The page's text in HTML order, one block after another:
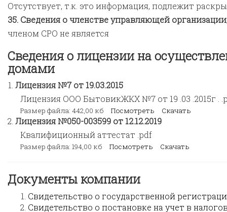
Отсутствует, т.к. это информация, подлежит
Сведения о членстве управляющей
членом СРО не является
Сведения о лицензии на
домами
Лицензия №7 от 19.03.2015
Лицензия ООО БытовикЖКХ №7 от 19 .03 .2015г .
Размер файла: 442,00 кб Посмотреть Скачать
Лицензия №050-003599 от 12.12.2019
Квалифиционный аттестат .pdf
Размер файла: 194,00 кб Посмотреть Скачать
Документы компании
Свидетельство о государственной
Свидетельство о постановке на учет в